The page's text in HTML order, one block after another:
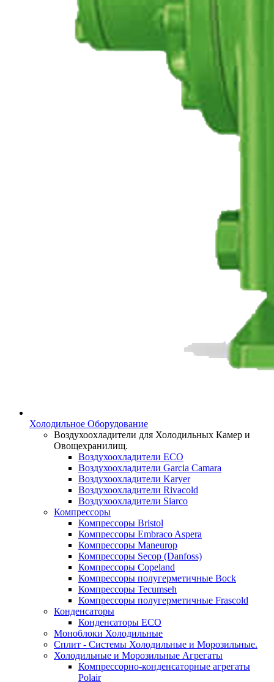
Холодильное Оборудование
Воздухоохладители для Холодильных Камер и
Овощехранилищ.
Воздухоохладители ECO
Воздухоохладители Garcia Camara
Воздухоохладители Karyer
Воздухоохладители Rivacold
Воздухоохладители Siarco
Компрессоры
Компрессоры Bristol
Компрессоры Embraco Aspera
Компрессоры Maneurop
Компрессоры Secop (Danfoss)
Компрессоры Copeland
Компрессоры полугерметичные Bock
Компрессоры Tecumseh
Компрессоры полугерметичные Frascold
Конденсаторы
Конденсаторы ECO
Моноблоки Холодильные
Сплит - Системы Холодильные и Морозильные.
Холодильные и Морозильные Агрегаты
Компрессорно-конденсаторные агрегаты
Polair